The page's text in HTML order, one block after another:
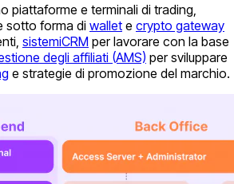
piattaforme e terminali di trading,
sotto forma di wallet e crypto gateway
sistemiCRM per lavorare con la base
degli affiliati (AMS) per sviluppare
e strategie di promozione del marchio.